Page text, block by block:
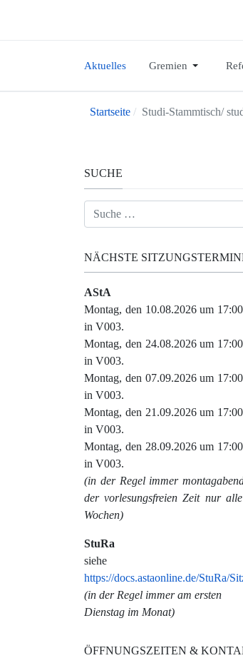
Aktuelles Gremien
Startseite Studi-Stammtisch/
SUCHE
Suchen
NÄCHSTE
AStA
Montag, den 10.08.2026 um
in V003.
Montag, den 24.08.2026 um
in V003.
Montag, den 07.09.2026 um
in V003.
Montag, den 21.09.2026 um
in V003.
Montag, den 28.09.2026 um
in V003.
(in der Regel immer
der vorlesungsfreien Zeit nur
Wochen)
StuRa
siehe
https://docs.astaonline.de/StuRa/
(in der Regel immer am ersten
Dienstag im Monat)
ÖFFNUNGSZEITEN &